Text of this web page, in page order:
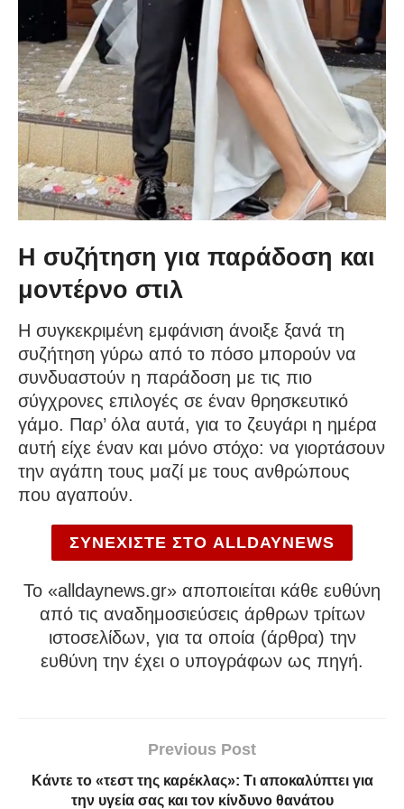
Η συζήτηση για παράδοση και
μοντέρνο στιλ
Η συγκεκριμένη εμφάνιση άνοιξε ξανά τη
συζήτηση γύρω από το πόσο μπορούν να
συνδυαστούν η παράδοση με τις πιο
σύγχρονες επιλογές σε έναν θρησκευτικό
γάμο. Παρ’ όλα αυτά, για το ζευγάρι η ημέρα
αυτή είχε έναν και μόνο στόχο: να γιορτάσουν
την αγάπη τους μαζί με τους ανθρώπους
που αγαπούν.
ΣΥΝΕΧΙΣΤΕ ΣΤΟ ALLDAYNEWS
To «alldaynews.gr» αποποιείται κάθε ευθύνη
από τις αναδημοσιεύσεις άρθρων τρίτων
ιστοσελίδων, για τα οποία (άρθρα) την
ευθύνη την έχει ο υπογράφων ως πηγή.
Previous Post
Κάντε το «τεστ της καρέκλας»: Τι αποκαλύπτει για
την υγεία σας και τον κίνδυνο θανάτου